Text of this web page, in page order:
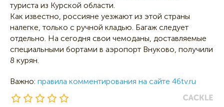
туриста из Курской области.
Как известно, россияне уезжают из этой страны
налегке, только с ручной кладью. Багаж следует
отдельно. На сегодня свои чемоданы, доставляемые
специальными бортами в аэропорт Внуково, получили
8 курян.
Важно: правила комментирования на сайте 46tv.ru